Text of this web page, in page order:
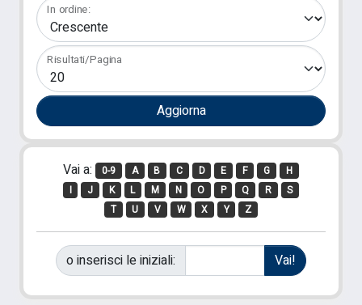
In ordine:
Risultati/Pagina
Vai a: 0-9 A B C D E F G
H
I
J K L M N O P Q R
S
T
U V W X Y Z
o inserisci le iniziali: